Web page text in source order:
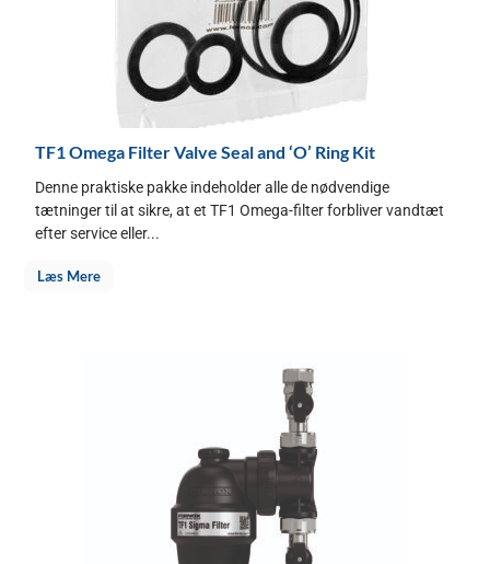
TF1 Omega Filter Valve Seal and ‘O’ Ring Kit
Denne praktiske pakke indeholder alle de nødvendige
tætninger til at sikre, at et TF1 Omega-filter forbliver vandtæt
efter service eller...
Læs Mere